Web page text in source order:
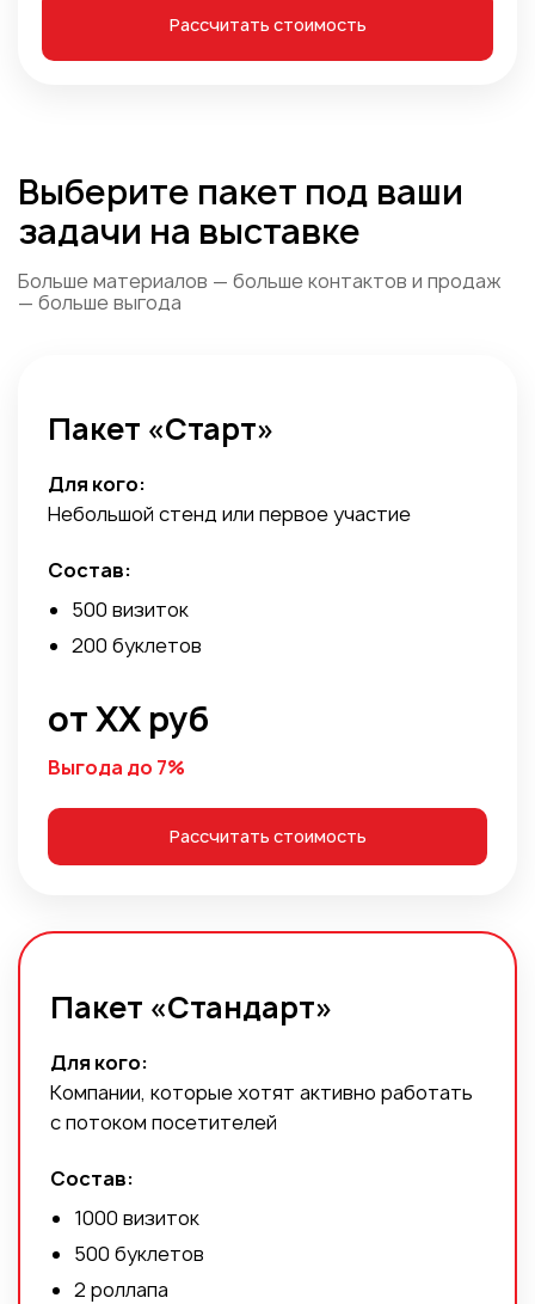
Рассчитать стоимость
Выберите пакет под ваши
задачи на выставке
Больше материалов — больше контактов и продаж
— больше выгода
Пакет «Старт»
Для кого:
Небольшой стенд или первое участие
Состав:
500 визиток
200 буклетов
от ХХ руб
Выгода до 7%
Рассчитать стоимость
Пакет «Стандарт»
Для кого:
Компании, которые хотят активно работать
с потоком посетителей
Состав:
1000 визиток
500 буклетов
2 роллапа